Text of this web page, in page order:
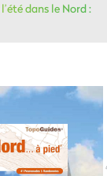
dans le Nord :